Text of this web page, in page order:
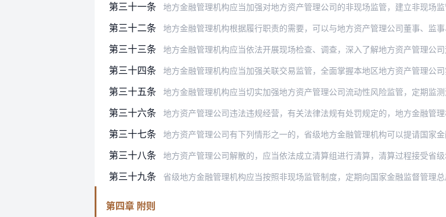
第三十一条 地方金融管理机构应当加强对地方资产管理公司的非现场监管，建立非现场监管信息系统，定期收
第三十二条 地方金融管理机构根据履行职责的需要，可以与地方资产管理公司董事、监事、高级管理人员、主
第三十三条 地方金融管理机构应当依法开展现场检查、调查，深入了解地方资产管理公
第三十四条 地方金融管理机构应当加强关联交易监管，全面掌握本地区地方资产管理公司实际控制人及
第三十五条 地方金融管理机构应当切实加强地方资产管理公司流动性风险监管，定期监
第三十六条 地方资产管理公司违法违规经营，有关法律法规有处罚规定的，地方金融管理机构应
第三十七条 地方资产管理公司有下列情形之一的，省级地方金融管理机构可以提请国家金
第三十八条 地方资产管理公司解散的，应当依法成立清算组进行清算，清算过程接受省级地方金融管理机构监
第三十九条 省级地方金融管理机构应当按照非现场监管制度，定期向国家金融监督管理
第四章 附则